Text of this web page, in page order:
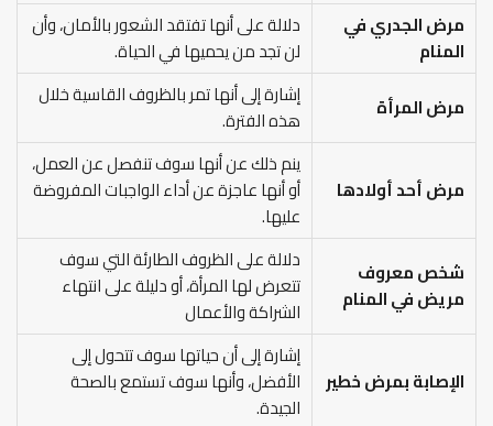
مرض الجدري في
المنام
دلالة على أنها تفتقد الشعور بالأمان، وأن
لن تجد من يحميها في الحياة.
مرض المرأة
إشارة إلى أنها تمر بالظروف القاسية خلال
هذه الفترة.
مرض أحد أولادها
ينم ذلك عن أنها سوف تنفصل عن العمل،
أو أنها عاجزة عن أداء الواجبات المفروضة
عليها.
شخص معروف
مريض في المنام
دلالة على الظروف الطارئة التي سوف
تتعرض لها المرأة، أو دليلة على انتهاء
الشراكة والأعمال
الإصابة بمرض خطير
إشارة إلى أن حياتها سوف تتحول إلى
الأفضل، وأنها سوف تستمع بالصحة
الجيدة.